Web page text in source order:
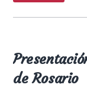
de Rosario